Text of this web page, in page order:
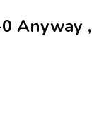
Anyway ,
,
создания
г.